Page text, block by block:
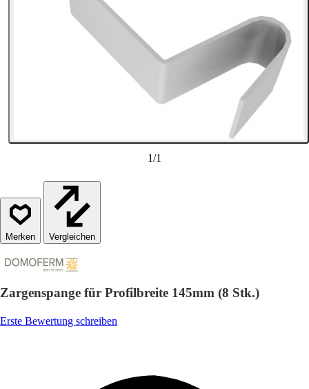
1/1
Vergleichen
Zargenspange für Profilbreite 145mm (8 Stk.)
Erste Bewertung schreiben